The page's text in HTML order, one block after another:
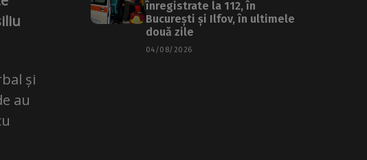
și
au
înregistrate la 112, în
București și Ilfov, în ultimele
două zile
04/08/2026